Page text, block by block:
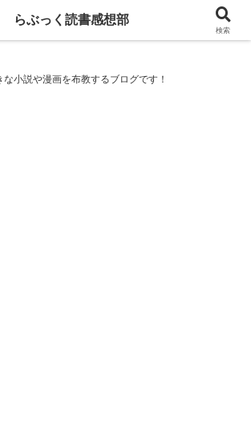
らぶっく読書感想部
な小説や漫画を布教するブログです！
らぶっく読書感想部
検索